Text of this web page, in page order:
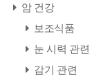
암 건강
보조식품
눈 시력 관련
감기 관련